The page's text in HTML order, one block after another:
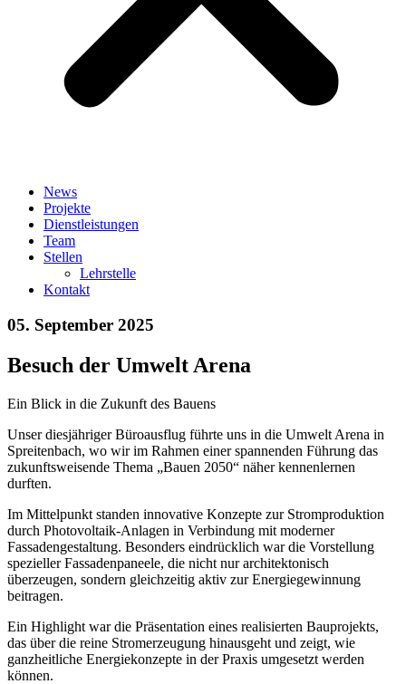
News
Projekte
Dienstleistungen
Team
Stellen
Lehrstelle
Kontakt
05. September 2025
Besuch der Umwelt Arena
Ein Blick in die Zukunft des Bauens
Unser diesjähriger Büroausflug führte uns in die Umwelt Arena in
Spreitenbach, wo wir im Rahmen einer spannenden Führung das
zukunftsweisende Thema „Bauen 2050“ näher kennenlernen
durften.
Im Mittelpunkt standen innovative Konzepte zur Stromproduktion
durch Photovoltaik-Anlagen in Verbindung mit moderner
Fassadengestaltung. Besonders eindrücklich war die Vorstellung
spezieller Fassadenpaneele, die nicht nur architektonisch
überzeugen, sondern gleichzeitig aktiv zur Energiegewinnung
beitragen.
Ein Highlight war die Präsentation eines realisierten Bauprojekts,
das über die reine Stromerzeugung hinausgeht und zeigt, wie
ganzheitliche Energiekonzepte in der Praxis umgesetzt werden
können.